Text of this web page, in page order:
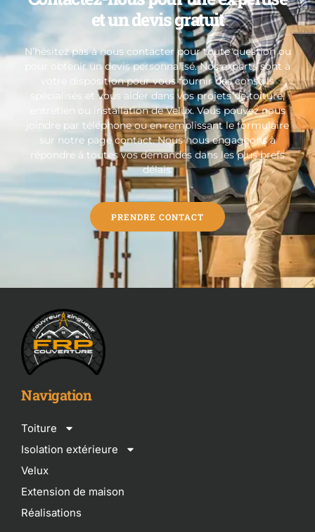
et un devis gratuit
N’hésitez pas à nous contacter pour toute question ou
pour obtenir un devis personnalisé. Nos experts sont à
votre disposition pour vous fournir des conseils
spécialisés et vous aider dans vos projets de toiture,
entretien ou installation de Velux. Vous pouvez nous
joindre par téléphone ou en remplissant le formulaire
sur notre page contact. Nous nous engageons à
répondre à toutes vos demandes dans les plus brefs
délais.
PRENDRE CONTACT
Navigation
Toiture
Isolation extérieure
Velux
Extension de maison
Réalisations